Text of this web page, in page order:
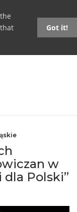
Got it!
w
dla Polski”